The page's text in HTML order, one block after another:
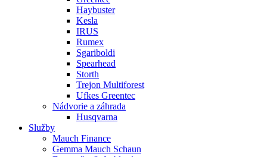
Haybuster
Kesla
IRUS
Rumex
Sgariboldi
Spearhead
Storth
Trejon Multiforest
Ufkes Greentec
Nádvorie a záhrada
Husqvarna
Služby
Mauch Finance
Gemma Mauch Schaun